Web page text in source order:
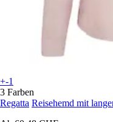
+-1
3 Farben
Regatta Reisehemd mit